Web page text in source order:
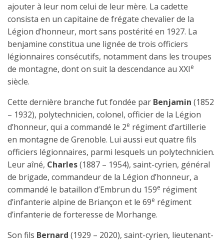
ajouter à leur nom celui de leur mère. La cadette
consista en un capitaine de frégate chevalier de la
Légion d’honneur, mort sans postérité en 1927. La
benjamine constitua une lignée de trois officiers
légionnaires consécutifs, notamment dans les troupes
de montagne, dont on suit la descendance au XXIe
siècle.
Cette dernière branche fut fondée par Benjamin (1852
– 1932), polytechnicien, colonel, officier de la Légion
d’honneur, qui a commandé le 2e régiment d’artillerie
en montagne de Grenoble. Lui aussi eut quatre fils
officiers légionnaires, parmi lesquels un polytechnicien.
Leur aîné, Charles(1887 – 1954), saint-cyrien, général
de brigade, commandeur de la Légion d’honneur, a
commandé le bataillon d’Embrun du 159e régiment
d’infanterie alpine de Briançon et le 69e régiment
d’infanterie de forteresse de Morhange.
Son fils Bernard (1929 – 2020), saint-cyrien, lieutenant-